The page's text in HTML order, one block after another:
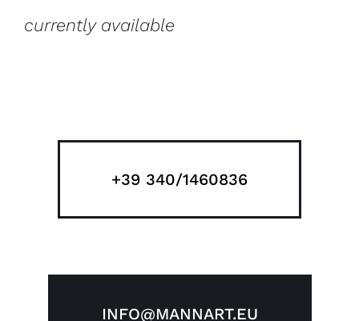
currently available
+39 340/1460836
INFO@MANNART.EU